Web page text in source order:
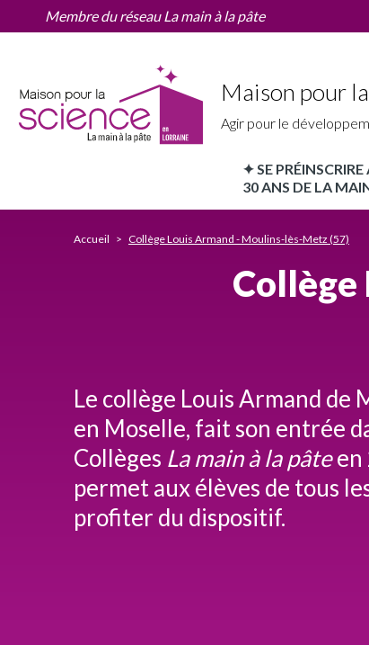
lès-
Metz
(57)
Membre du réseau La main à la pâte
Maison pour
Agir pour le
MPLS
Lorraine
Nav
✦ SE
30 ANS DE LA
Accueil Collège Louis Armand - Moulins-lès-Metz (57)
Collège
Le collège Louis Armand de
en Moselle, fait son entrée
Collèges La main à la pâteen
permet aux élèves de tous
profiter du dispositif.